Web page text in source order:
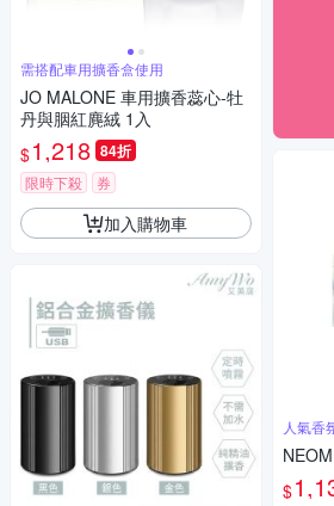
需搭配車用擴香盒使用
JO MALONE 車用擴香蕊心-牡
丹與胭紅麂絨 1入
$1,218 84折
限時下殺 券
加入購物車
人氣香
$